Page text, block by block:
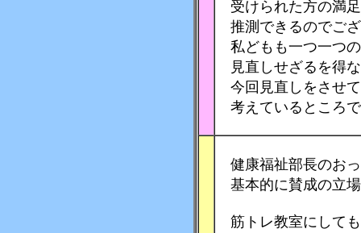
受けられた方の満
推測できるのでご
私どもも一つ一つ
見直しせざるを得
今回見直しをさせ
考えているところ
健康福祉部長のお
基本的に賛成の立
筋トレ教室にして